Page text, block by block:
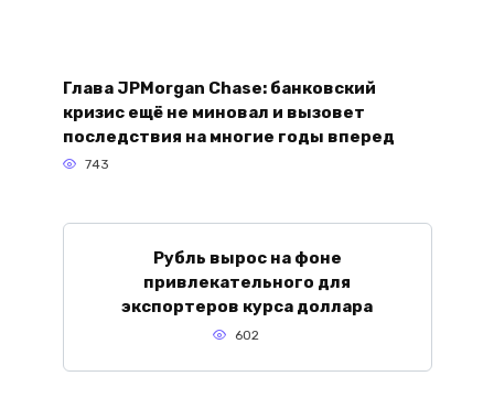
Глава JPMorgan Chase: банковский
кризис ещё не миновал и вызовет
последствия на многие годы вперед
743
Рубль вырос на фоне
привлекательного для
экспортеров курса доллара
602